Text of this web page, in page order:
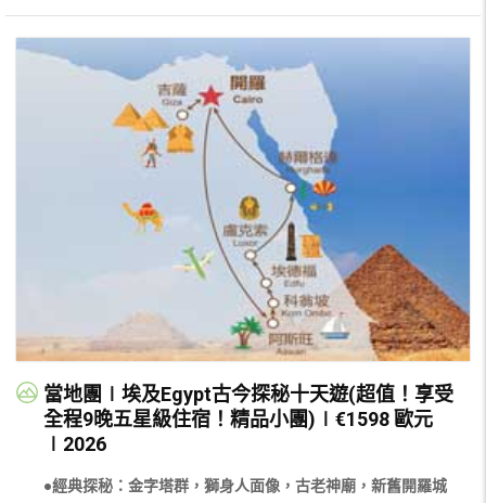
當地團∣埃及Egypt古今探秘十天遊(超值！享受
全程9晚五星級住宿！精品小團)∣€1598 歐元
∣2026
●經典探秘：金字塔群，獅身人面像，古老神廟，新舊開羅城